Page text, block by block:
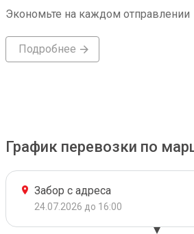
Экономьте на каждом отправлении
Подробнее
График перевозки по
Забор с адреса
24.07.2026 до 16:00